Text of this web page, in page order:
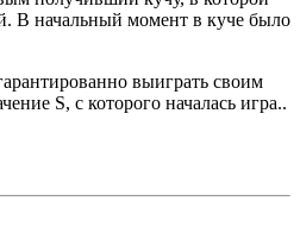
В начальный момент в куче было
выиграть своим
S, с которого началась игра..